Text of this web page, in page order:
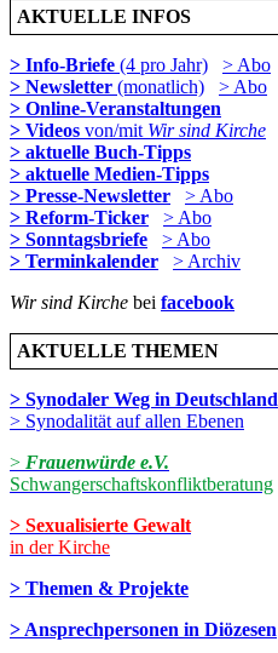
AKTUELLE INFOS
> Info-Briefe (4 pro Jahr)
> Abo
> Newsletter (monatlich)
> Abo
> Online-Veranstaltungen
> Videos von/mit Wir sind Kirche
> aktuelle Buch-Tipps
> aktuelle Medien-Tipps
> Presse-Newsletter
> Abo
> Reform-Ticker
> Abo
> Sonntagsbriefe
> Abo
> Terminkalender
> Archiv
Wir sind Kirche bei facebook
AKTUELLE THEMEN
> Synodaler Weg in Deutschland
> Synodalität auf allen Ebenen
> Frauenwürde e.V.
Schwangerschaftskonfliktberatung
> Sexualisierte Gewalt
in der Kirche
> Themen & Projekte
> Ansprechpersonen in Diözesen